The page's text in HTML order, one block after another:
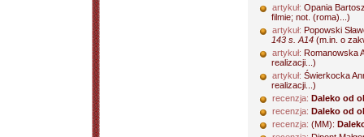
artykuł: Opania
filmie; not. (roma)...)
artykuł: Popowski
143 s. A14 (m.in. o
artykuł: Romanowska
realizacji...)
artykuł: Świerkocka
realizacji...)
recenzja: Daleko od
recenzja: Daleko od
recenzja: (MM):